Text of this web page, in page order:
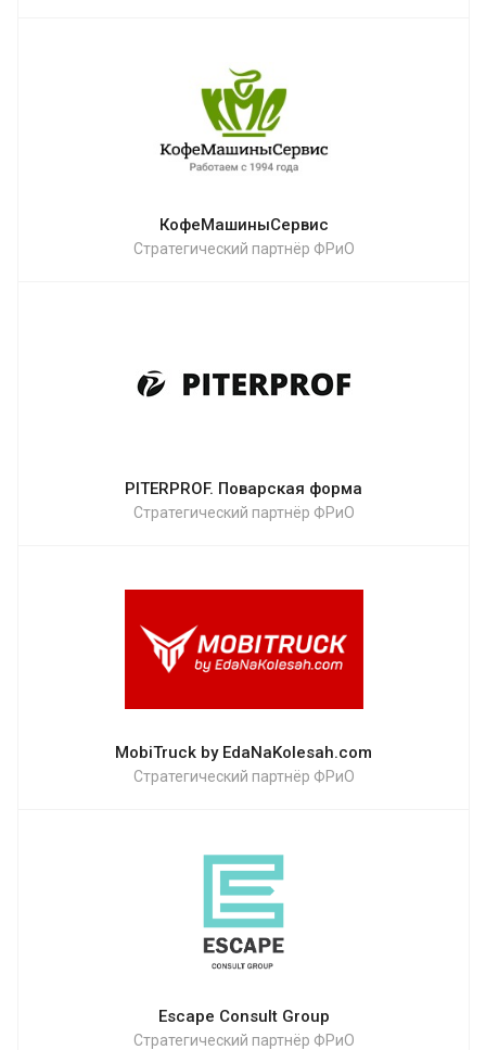
КофеМашиныСервис
Стратегический партнёр ФРиО
PITERPROF. Поварская форма
Стратегический партнёр ФРиО
MobiTruck by EdaNaKolesah.com
Стратегический партнёр ФРиО
Escape Consult Group
Стратегический партнёр ФРиО